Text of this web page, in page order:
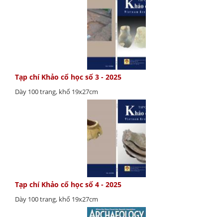
Tạp chí Khảo cổ học số 3 - 2025
Dày 100 trang, khổ 19x27cm
Tạp chí Khảo cổ học số 4 - 2025
Dày 100 trang, khổ 19x27cm